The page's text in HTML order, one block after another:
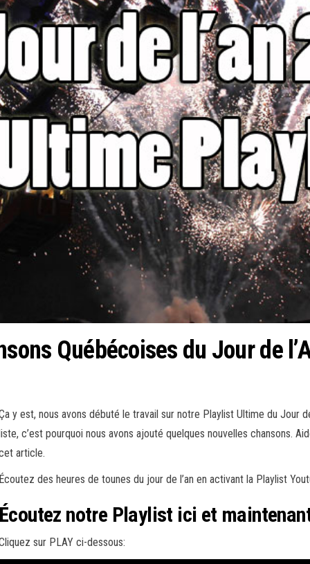
Québécoises du Jour de
y est, nous avons débuté le travail sur notre Playlist Ultime du Jour
c’est pourquoi nous avons ajouté quelques nouvelles chansons.
article.
des heures de tounes du jour de l’an en activant la Playlist
notre Playlist ici et
sur PLAY ci-dessous: